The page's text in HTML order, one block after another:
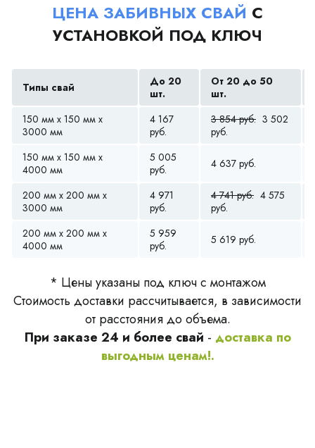
ЦЕНА ЗАБИВНЫХ СВАЙ С
УСТАНОВКОЙ ПОД КЛЮЧ
Типы свай
До 20
шт.
От 20 до 50
шт.
150 мм x 150 мм x
3000 мм
4 167
руб.
3 854 руб. 3 502
руб.
150 мм x 150 мм x
4000 мм
5 005
руб.
4 637 руб.
200 мм x 200 мм x
3000 мм
4 971
руб.
4 741 руб. 4 575
руб.
200 мм x 200 мм x
4000 мм
5 959
руб.
5 619 руб.
* Цены указаны под ключ с монтажом
Стоимость доставки рассчитывается, в зависимости
от расстояния до объема.
При заказе 24 и более свай - доставка по
выгодным ценам!.